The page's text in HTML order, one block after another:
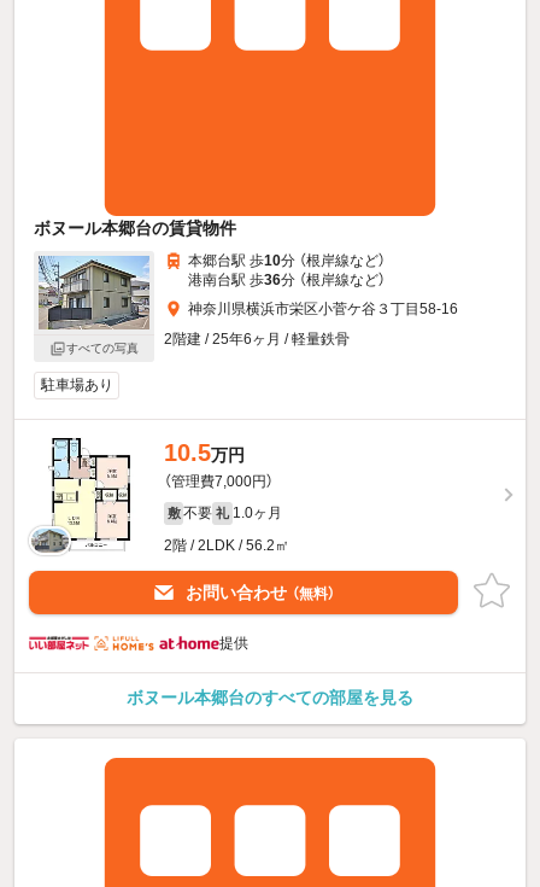
ボヌール本郷台の賃貸物件
すべての写真
本郷台駅 歩10分 （根岸線など）
港南台駅 歩36分 （根岸線など）
神奈川県横浜市栄区小菅ケ谷３丁目58-16
2階建 / 25年6ヶ月 / 軽量鉄骨
駐車場あり
10.5万円
（管理費7,000円）
敷 不要 礼 1.0ヶ月
2階 / 2LDK / 56.2㎡
お問い合わせ （無料）
提供
ボヌール本郷台のすべての部屋を見る